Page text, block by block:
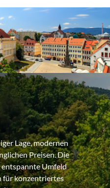
Lage, modernen
Preisen. Die
entspannte Umfeld
für konzentriertes